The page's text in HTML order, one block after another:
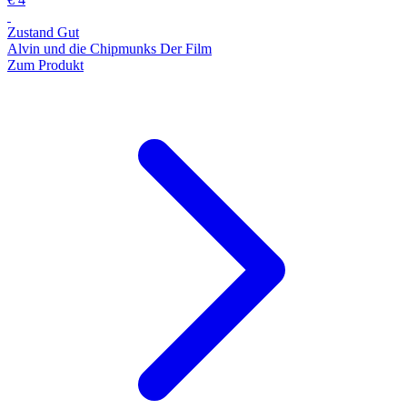
Zustand Gut
Alvin und die Chipmunks Der Film
Zum Produkt